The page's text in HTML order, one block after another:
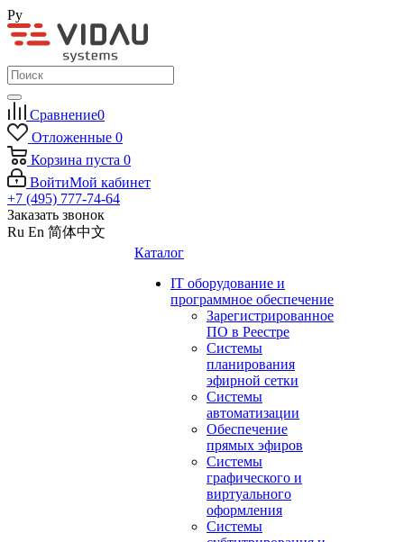
Ру
Сравнение0
Отложенные 0
Корзина пуста 0
ВойтиМой кабинет
+7 (495) 777-74-64
Заказать звонок
Ru En 简体中文
Каталог
IT оборудование и
программное обеспечение
Зарегистрированное
ПО в Реестре
Системы
планирования
эфирной сетки
Системы
автоматизации
Обеспечение
прямых эфиров
Системы
графического и
виртуального
оформления
Системы